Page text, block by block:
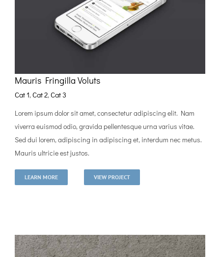
Mauris Fringilla Voluts
Cat 1, Cat 2, Cat 3
Lorem ipsum dolor sit amet, consectetur adipiscing elit. Nam
viverra euismod odio, gravida pellentesque urna varius vitae.
Sed dui lorem, adipiscing in adipiscing et, interdum nec metus.
Mauris ultricie est justos.
LEARN MORE VIEW PROJECT